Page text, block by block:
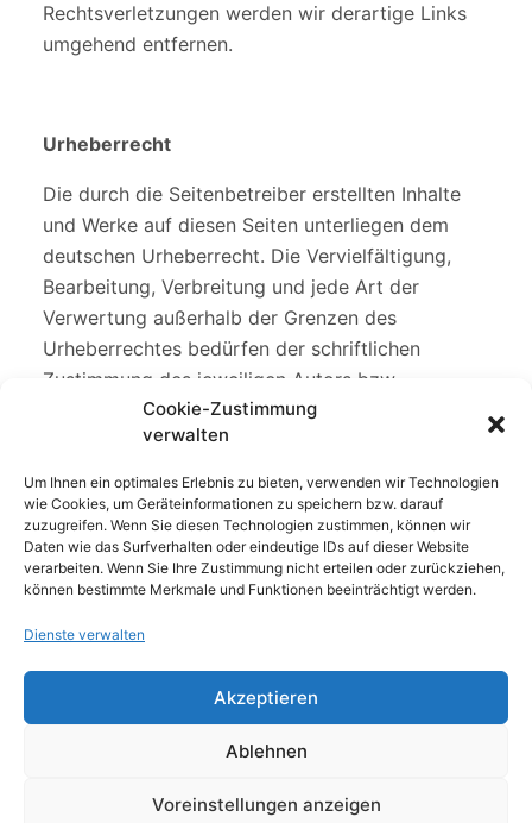
Cookie-Zustimmung
verwalten
Um Ihnen ein optimales Erlebnis zu bieten, verwenden wir Technologien
wie Cookies, um Geräteinformationen zu speichern bzw. darauf
zuzugreifen. Wenn Sie diesen Technologien zustimmen, können wir
Daten wie das Surfverhalten oder eindeutige IDs auf dieser Website
verarbeiten. Wenn Sie Ihre Zustimmung nicht erteilen oder zurückziehen,
können bestimmte Merkmale und Funktionen beeinträchtigt werden.
Dienste verwalten
Akzeptieren
Ablehnen
Voreinstellungen anzeigen
Rechtsverletzungen werden wir derartige Links
umgehend entfernen.
Urheberrecht
Die durch die Seitenbetreiber erstellten Inhalte
und Werke auf diesen Seiten unterliegen dem
deutschen Urheberrecht. Die Vervielfältigung,
Bearbeitung, Verbreitung und jede Art der
Verwertung außerhalb der Grenzen des
Urheberrechtes bedürfen der schriftlichen
Zustimmung des jeweiligen Autors bzw.
Erstellers. Downloads und Kopien dieser Seite
sind nur für den privaten, nicht kommerziellen
Gebrauch gestattet. Soweit die Inhalte auf dieser
Seite nicht vom Betreiber erstellt wurden, werden
die Urheberrechte Dritter beachtet. Insbesondere
werden Inhalte Dritter als solche gekennzeichnet.
Sollten Sie trotzdem auf eine
Urheberrechtsverletzung aufmerksam werden,
Bekanntwerden von Rechtsverletzungen werden
wir derartige Inhalte umgehend entfernen.